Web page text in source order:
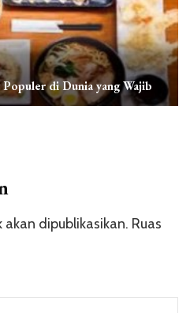
Populer di Dunia yang Wajib
dipublikasikan. Ruas